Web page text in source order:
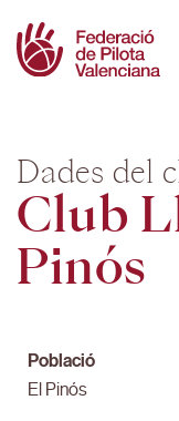
content
Dades del
Club
Pinós
Població
El Pinós